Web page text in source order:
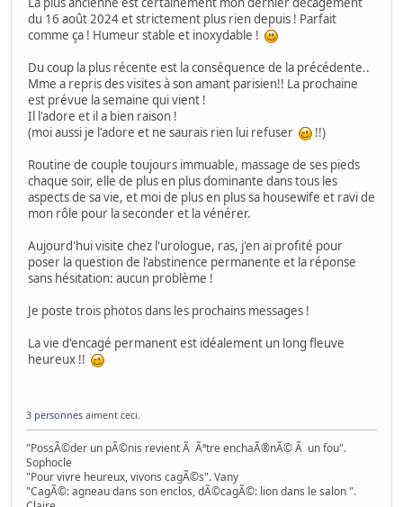
du 16 août 2024 et strictement plus rien depuis ! Parfait
comme ça ! Humeur stable et inoxydable !
Du coup la plus récente est la conséquence de la précédente..
Mme a repris des visites à son amant parisien!! La prochaine
est prévue la semaine qui vient !
Il l'adore et il a bien raison !
(moi aussi je l'adore et ne saurais rien lui refuser
!!)
Routine de couple toujours immuable, massage de ses pieds
chaque soir, elle de plus en plus dominante dans tous les
aspects de sa vie, et moi de plus en plus sa housewife et ravi de
mon rôle pour la seconder et la vénérer.
Aujourd'hui visite chez l'urologue, ras, j'en ai profité pour
poser la question de l'abstinence permanente et la réponse
sans hésitation: aucun problème !
Je poste trois photos dans les prochains messages !
La vie d'encagé permanent est idéalement un long fleuve
heureux !!
3 personnes aiment ceci.
"PossÃ©der un pÃ©nis revient Ã Ãªtre enchaÃ®nÃ© Ã un fou".
Sophocle
"Pour vivre heureux, vivons cagÃ©s". Vany
"CagÃ©: agneau dans son enclos, dÃ©cagÃ©: lion dans le salon ".